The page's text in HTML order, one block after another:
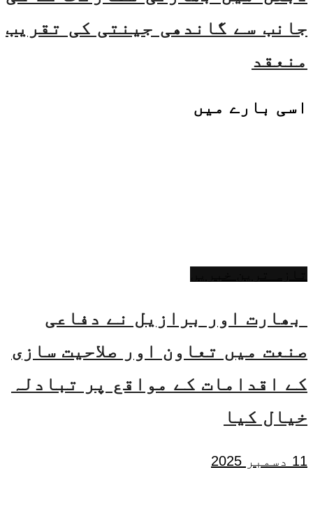
جانب سے گاندھی جینتی کی تقریب
منعقد
اسی بارے میں
بھارت اور برازیل نے دفاعی
صنعت میں تعاون اور صلاحیت سازی
کے اقدامات کے مواقع پر تبادلہ
خیال کیا
11 دسمبر 2025